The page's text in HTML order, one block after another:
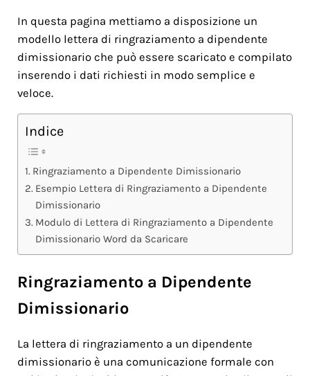
In questa pagina mettiamo a disposizione un
modello lettera di ringraziamento a dipendente
dimissionario che può essere scaricato e compilato
inserendo i dati richiesti in modo semplice e
veloce.
Indice
Ringraziamento a Dipendente Dimissionario
Esempio Lettera di Ringraziamento a Dipendente
Dimissionario
Modulo di Lettera di Ringraziamento a Dipendente
Dimissionario Word da Scaricare
Ringraziamento a Dipendente
Dimissionario
La lettera di ringraziamento a un dipendente
dimissionario è una comunicazione formale con